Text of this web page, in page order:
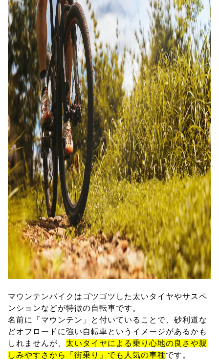
マウンテンバイクはゴツゴツした太いタイヤやサスペ
ンションなどが特徴の自転車です。
名前に「マウンテン」と付いていることで、砂利道な
どオフロードに強い自転車というイメージがあるかも
しれませんが、 太いタイヤによる乗り心地の良さや親
しみやすさから「街乗り」でも人気の車種です。